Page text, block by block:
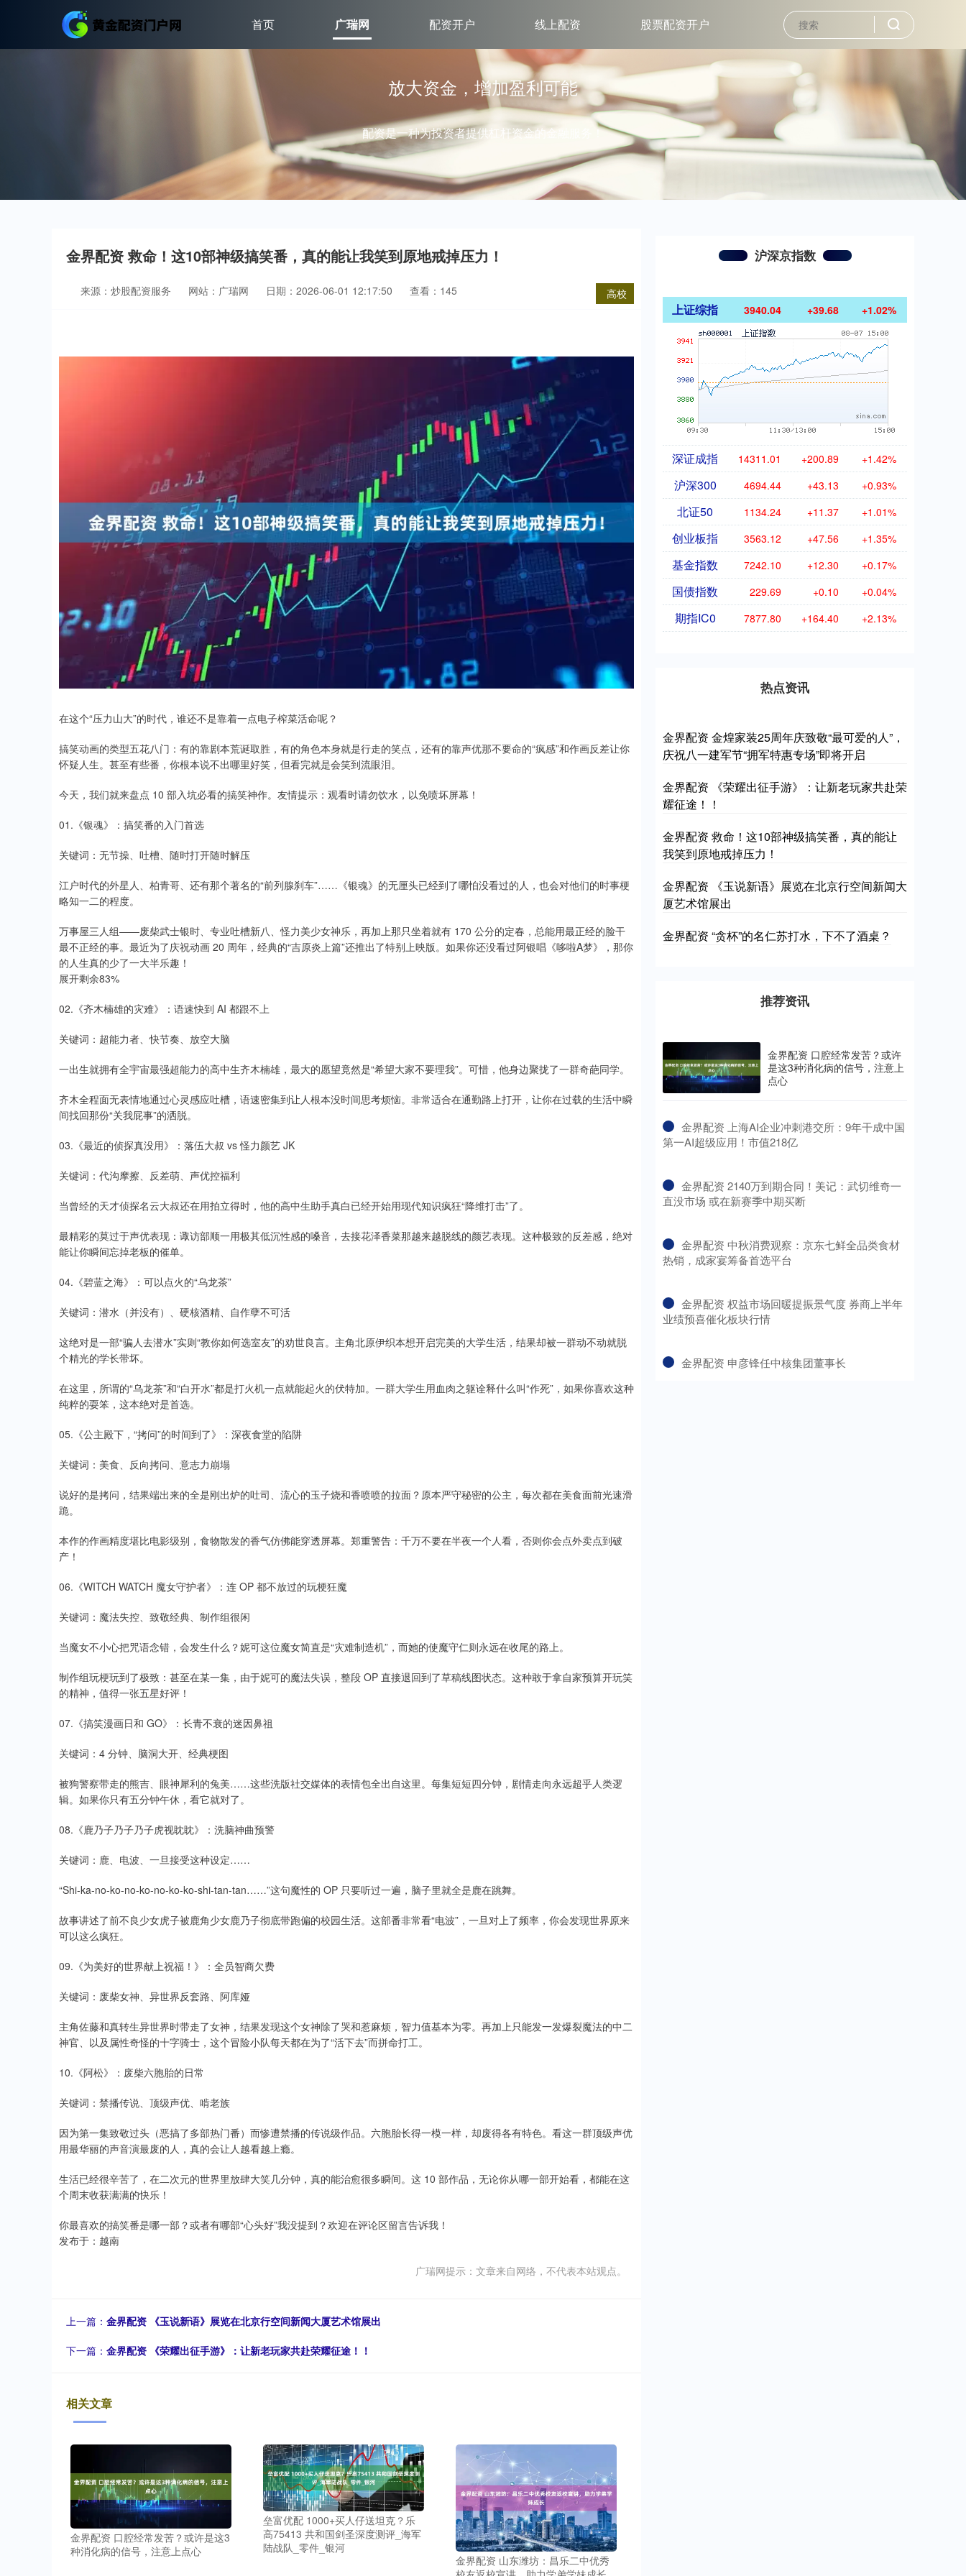
首页 广瑞网 配资开户 线上配资 股票配资开户
放大资金，增加盈利可能
配资是一种为投资者提供杠杆资金的金融服务！
金界配资 救命！这10部神级搞笑番，真的能让我笑到原地戒掉压力！
高校
来源：炒股配资服务 网站：广瑞网 日期：2026-06-01 12:17:50 查看：145
在这个“压力山大”的时代，谁还不是靠着一点电子榨菜活命呢？
搞笑动画的类型五花八门：有的靠剧本荒诞取胜，有的角色本身就是行走的笑点，还有的靠声优那不要命的“疯感”和作画反差让你
怀疑人生。甚至有些番，你根本说不出哪里好笑，但看完就是会笑到流眼泪。
今天，我们就来盘点 10 部入坑必看的搞笑神作。友情提示：观看时请勿饮水，以免喷坏屏幕！
01.《银魂》：搞笑番的入门首选
关键词：无节操、吐槽、随时打开随时解压
江户时代的外星人、柏青哥、还有那个著名的“前列腺刹车”……《银魂》的无厘头已经到了哪怕没看过的人，也会对他们的时事梗
略知一二的程度。
万事屋三人组——废柴武士银时、专业吐槽新八、怪力美少女神乐，再加上那只坐着就有 170 公分的定春，总能用最正经的脸干
最不正经的事。最近为了庆祝动画 20 周年，经典的“吉原炎上篇”还推出了特别上映版。如果你还没看过阿银唱《哆啦A梦》，那你
的人生真的少了一大半乐趣！
展开剩余83%
02.《齐木楠雄的灾难》：语速快到 AI 都跟不上
关键词：超能力者、快节奏、放空大脑
一出生就拥有全宇宙最强超能力的高中生齐木楠雄，最大的愿望竟然是“希望大家不要理我”。可惜，他身边聚拢了一群奇葩同学。
齐木全程面无表情地通过心灵感应吐槽，语速密集到让人根本没时间思考烦恼。非常适合在通勤路上打开，让你在过载的生活中瞬
间找回那份“关我屁事”的洒脱。
03.《最近的侦探真没用》：落伍大叔 vs 怪力颜艺 JK
关键词：代沟摩擦、反差萌、声优控福利
当曾经的天才侦探名云大叔还在用拍立得时，他的高中生助手真白已经开始用现代知识疯狂“降维打击”了。
最精彩的莫过于声优表现：诹访部顺一用极其低沉性感的嗓音，去接花泽香菜那越来越脱线的颜艺表现。这种极致的反差感，绝对
能让你瞬间忘掉老板的催单。
04.《碧蓝之海》：可以点火的“乌龙茶”
关键词：潜水（并没有）、硬核酒精、自作孽不可活
这绝对是一部“骗人去潜水”实则“教你如何选室友”的劝世良言。主角北原伊织本想开启完美的大学生活，结果却被一群动不动就脱
个精光的学长带坏。
在这里，所谓的“乌龙茶”和“白开水”都是打火机一点就能起火的伏特加。一群大学生用血肉之躯诠释什么叫“作死”，如果你喜欢这种
纯粹的耍笨，这本绝对是首选。
05.《公主殿下，“拷问”的时间到了》：深夜食堂的陷阱
关键词：美食、反向拷问、意志力崩塌
说好的是拷问，结果端出来的全是刚出炉的吐司、流心的玉子烧和香喷喷的拉面？原本严守秘密的公主，每次都在美食面前光速滑
跪。
本作的作画精度堪比电影级别，食物散发的香气仿佛能穿透屏幕。郑重警告：千万不要在半夜一个人看，否则你会点外卖点到破
产！
06.《WITCH WATCH 魔女守护者》：连 OP 都不放过的玩梗狂魔
关键词：魔法失控、致敬经典、制作组很闲
当魔女不小心把咒语念错，会发生什么？妮可这位魔女简直是“灾难制造机”，而她的使魔守仁则永远在收尾的路上。
制作组玩梗玩到了极致：甚至在某一集，由于妮可的魔法失误，整段 OP 直接退回到了草稿线图状态。这种敢于拿自家预算开玩笑
的精神，值得一张五星好评！
07.《搞笑漫画日和 GO》：长青不衰的迷因鼻祖
关键词：4 分钟、脑洞大开、经典梗图
被狗警察带走的熊吉、眼神犀利的兔美……这些洗版社交媒体的表情包全出自这里。每集短短四分钟，剧情走向永远超乎人类逻
辑。如果你只有五分钟午休，看它就对了。
08.《鹿乃子乃子乃子虎视眈眈》：洗脑神曲预警
关键词：鹿、电波、一旦接受这种设定……
“Shi-ka-no-ko-no-ko-no-ko-ko-shi-tan-tan……”这句魔性的 OP 只要听过一遍，脑子里就全是鹿在跳舞。
故事讲述了前不良少女虎子被鹿角少女鹿乃子彻底带跑偏的校园生活。这部番非常看“电波”，一旦对上了频率，你会发现世界原来
可以这么疯狂。
09.《为美好的世界献上祝福！》：全员智商欠费
关键词：废柴女神、异世界反套路、阿库娅
主角佐藤和真转生异世界时带走了女神，结果发现这个女神除了哭和惹麻烦，智力值基本为零。再加上只能发一发爆裂魔法的中二
神官、以及属性奇怪的十字骑士，这个冒险小队每天都在为了“活下去”而拼命打工。
10.《阿松》：废柴六胞胎的日常
关键词：禁播传说、顶级声优、啃老族
因为第一集致敬过头（恶搞了多部热门番）而惨遭禁播的传说级作品。六胞胎长得一模一样，却废得各有特色。看这一群顶级声优
用最华丽的声音演最废的人，真的会让人越看越上瘾。
生活已经很辛苦了，在二次元的世界里放肆大笑几分钟，真的能治愈很多瞬间。这 10 部作品，无论你从哪一部开始看，都能在这
个周末收获满满的快乐！
你最喜欢的搞笑番是哪一部？或者有哪部“心头好”我没提到？欢迎在评论区留言告诉我！
发布于：越南
广瑞网提示：文章来自网络，不代表本站观点。
上一篇： 金界配资 《玉说新语》展览在北京行空间新闻大厦艺术馆展出
下一篇： 金界配资 《荣耀出征手游》：让新老玩家共赴荣耀征途！！
相关文章
金界配资 口腔经常发苦？或许是这3
种消化病的信号，注意上点心
垒富优配 1000+买人仔送坦克？乐
高75413 共和国剑圣深度测评_海军
陆战队_零件_银河
金界配资 山东潍坊：昌乐二中优秀
沪深京指数
上证综指 3940.04 +39.68 +1.02%
深证成指 14311.01 +200.89 +1.42%
沪深300 4694.44 +43.13 +0.93%
北证50 1134.24 +11.37 +1.01%
创业板指 3563.12 +47.56 +1.35%
基金指数 7242.10 +12.30 +0.17%
国债指数 229.69 +0.10 +0.04%
期指IC0 7877.80 +164.40 +2.13%
热点资讯
金界配资 金煌家装25周年庆致敬“最可爱的人”，
庆祝八一建军节“拥军特惠专场”即将开启
金界配资 《荣耀出征手游》：让新老玩家共赴荣
耀征途！！
金界配资 救命！这10部神级搞笑番，真的能让
我笑到原地戒掉压力！
金界配资 《玉说新语》展览在北京行空间新闻大
厦艺术馆展出
金界配资 “贪杯”的名仁苏打水，下不了酒桌？
推荐资讯
金界配资 口腔经常发苦？或许
是这3种消化病的信号，注意上
点心
​金界配资 上海AI企业冲刺港交所：9年干成中国
第一AI超级应用！市值218亿
​金界配资 2140万到期合同！美记：武切维奇一
直没市场 或在新赛季中期买断
​金界配资 中秋消费观察：京东七鲜全品类食材
热销，成家宴筹备首选平台
​金界配资 权益市场回暖提振景气度 券商上半年
业绩预喜催化板块行情
​金界配资 申彦锋任中核集团董事长